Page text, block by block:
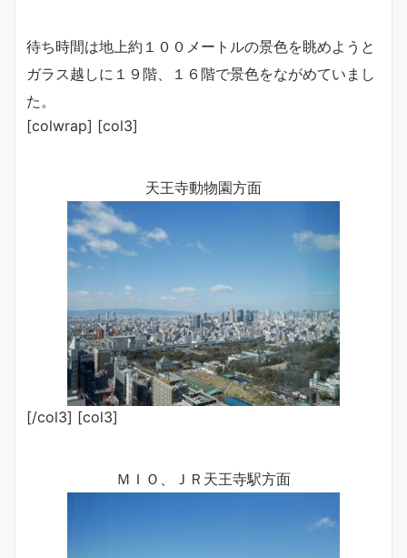
待ち時間は地上約１００メートルの景色を眺めようと
ガラス越しに１９階、１６階で景色をながめていまし
た。
[colwrap] [col3]
天王寺動物園方面
[/col3] [col3]
ＭＩＯ、ＪＲ天王寺駅方面